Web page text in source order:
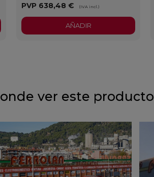
PVP 638,48 € (IVA incl.)
AÑADIR
ver este producto